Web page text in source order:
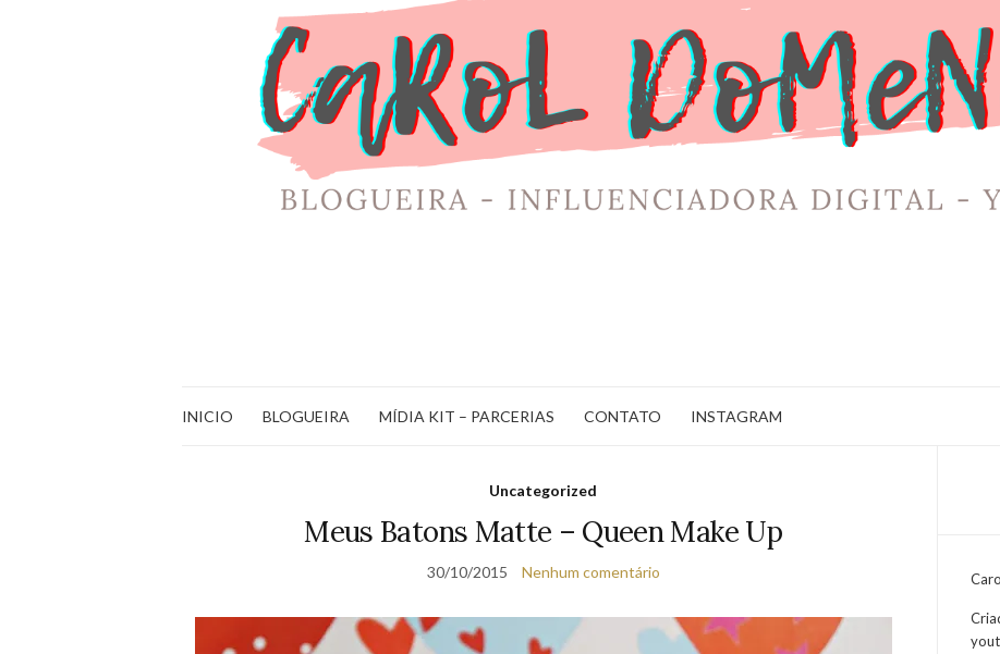
INICIO BLOGUEIRA MÍDIA KIT – PARCERIAS CONTATO INSTAGRAM
Uncategorized
Meus Batons Matte – Queen Make Up
30/10/2015 Nenhum comentário